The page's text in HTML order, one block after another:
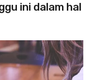
ini dalam hal